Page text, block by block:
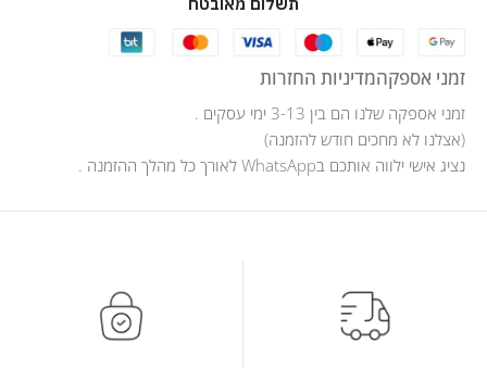
זמני אספקהמדיניות החזרות
זמני אספקה שלנו הם בין 3-13 ימי עסקים .
(אצלנו לא מחכים חודש להזמנה)
נציג אישי ילווה אותכם בWhatsApp לאורך כל מהלך ההזמנה .